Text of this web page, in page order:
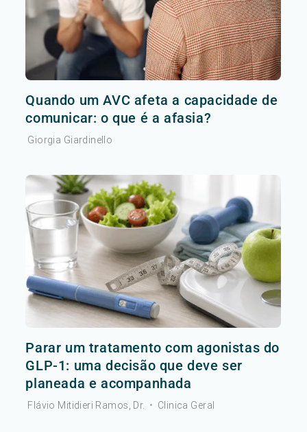
Quando um AVC afeta a capacidade de
comunicar: o que é a afasia?
Giorgia Giardinello
Parar um tratamento com agonistas do
GLP-1: uma decisão que deve ser
planeada e acompanhada
Flávio Mitidieri Ramos, Dr. • Clinica Geral